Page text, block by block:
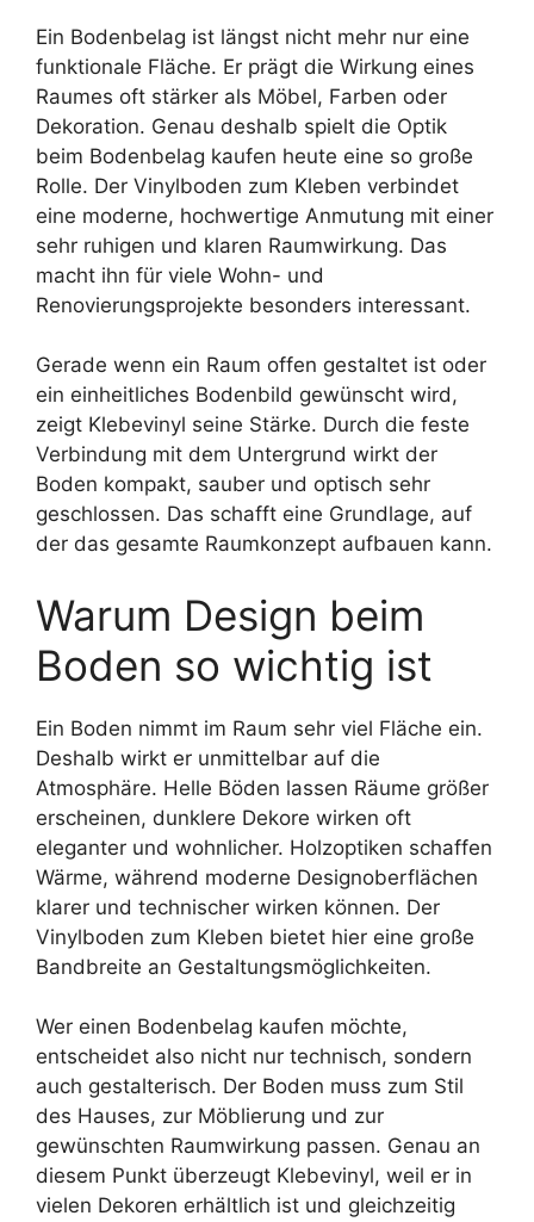
Ein Bodenbelag ist längst nicht mehr nur eine
funktionale Fläche. Er prägt die Wirkung eines
Raumes oft stärker als Möbel, Farben oder
Dekoration. Genau deshalb spielt die Optik
beim Bodenbelag kaufen heute eine so große
Rolle. Der Vinylboden zum Kleben verbindet
eine moderne, hochwertige Anmutung mit einer
sehr ruhigen und klaren Raumwirkung. Das
macht ihn für viele Wohn- und
Renovierungsprojekte besonders interessant.
Gerade wenn ein Raum offen gestaltet ist oder
ein einheitliches Bodenbild gewünscht wird,
zeigt Klebevinyl seine Stärke. Durch die feste
Verbindung mit dem Untergrund wirkt der
Boden kompakt, sauber und optisch sehr
geschlossen. Das schafft eine Grundlage, auf
der das gesamte Raumkonzept aufbauen kann.
Warum Design beim
Boden so wichtig ist
Ein Boden nimmt im Raum sehr viel Fläche ein.
Deshalb wirkt er unmittelbar auf die
Atmosphäre. Helle Böden lassen Räume größer
erscheinen, dunklere Dekore wirken oft
eleganter und wohnlicher. Holzoptiken schaffen
Wärme, während moderne Designoberflächen
klarer und technischer wirken können. Der
Vinylboden zum Kleben bietet hier eine große
Bandbreite an Gestaltungsmöglichkeiten.
Wer einen Bodenbelag kaufen möchte,
entscheidet also nicht nur technisch, sondern
auch gestalterisch. Der Boden muss zum Stil
des Hauses, zur Möblierung und zur
gewünschten Raumwirkung passen. Genau an
diesem Punkt überzeugt Klebevinyl, weil er in
vielen Dekoren erhältlich ist und gleichzeitig